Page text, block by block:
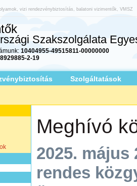
vizi rendezvénybiztosítás, balatoni vizimentők, VMSZ
Szakszolgálata
10404955-49515811-00000000
2-19
Szolgáltatások
Meghívó
2025. május
rendes